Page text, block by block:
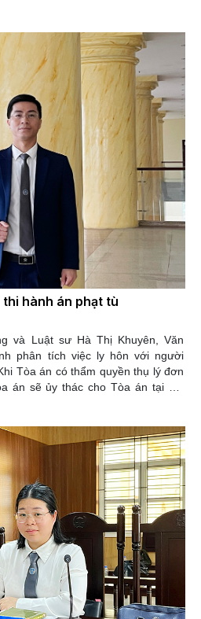
trước khi thông báo thu hồi đất
dân cấp xã nơi có đất thu hồi chủ
trận Tổ quốc Việt Nam cùng cấp,
vụ bồi thường, hỗ trợ, tái định
quan, tổ chức họp với người có đất
biến, tiếp nhận ý kiến về các nội
hành án phạt tù
và Luật sư Hà Thị Khuyên, Văn
phân tích việc ly hôn với người
Tòa án có thẩm quyền thụ lý đơn
án sẽ ủy thác cho Tòa án tại địa
với nhau phương án ly hôn Tòa án
công nhận thuận tình ly hôn và
sự. Trong trường hợp không hoà
án ly hôn, thì Tòa án sẽ thụ lý và
thông thường.